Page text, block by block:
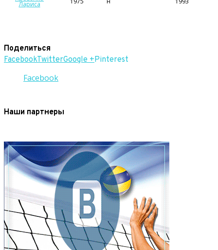
Лариса
Поделиться
FacebookTwitterGoogle +Pinterest
Facebook
Наши партнеры